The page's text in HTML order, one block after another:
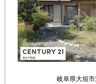
岐阜県大垣